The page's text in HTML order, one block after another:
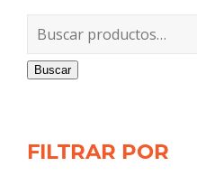
Buscar
FILTRAR POR